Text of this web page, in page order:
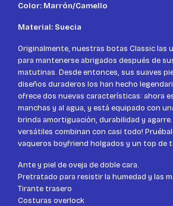
Color: Marrón/Camello
Material: Suecia
Originalmente, nuestras botas Classic las
para mantenerse abrigados después de
matutinas. Desde entonces, sus suaves
diseños duraderos los han hecho
ofrece dos nuevas características: ahora
manchas y al agua, y está equipado con
brinda amortiguación, durabilidad y agarre.
versátiles combinan con casi todo!
vaqueros boyfriend holgados y un top de
Ante y piel de oveja de doble cara.
Pretratado para resistir la humedad y las
Tirante trasero
Costuras overlock